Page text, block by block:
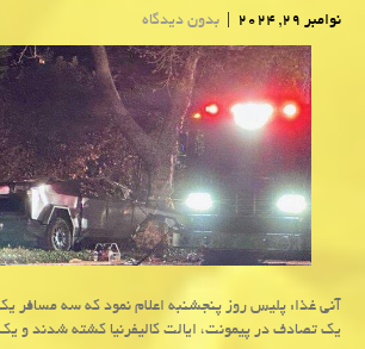
نوامبر 29, 2024 | بدون دیدگاه
آنی غذا: پلیس روز پنجشنبه اعلام نمود که سه مسافر
یک تصادف در پیمونت، ایالت کالیفرنیا کشته شدند و